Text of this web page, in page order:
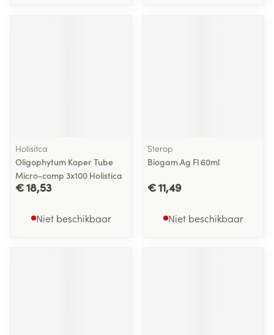
Holisitca
Oligophytum Koper Tube
Micro-comp 3x100 Holistica
€ 18,53
Niet beschikbaar
Sterop
Biogam Ag Fl 60ml
€ 11,49
Niet beschikbaar